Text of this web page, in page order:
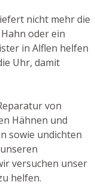
nicht mehr die
oder ein
in Alflen helfen
Uhr, damit
von
Hähnen und
sowie undichten
versuchen unser
helfen.